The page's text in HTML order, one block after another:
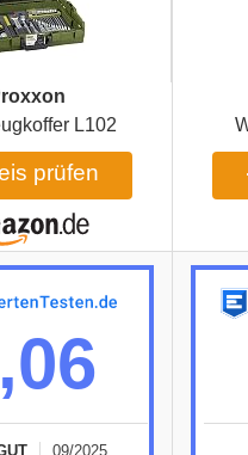
L102
prüfen
09/2025